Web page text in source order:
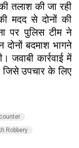
तलाश की जा रही
मदद से दोनों की
पर पुलिस टीम ने
दोनों बदमाश भागने
कार्रवाई में
उपचार के लिए
Robbery